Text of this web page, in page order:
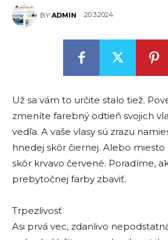
BY ADMIN 20.3.2024
Už sa vám to určite stalo tiež.
zmeníte farebný odtieň svojich
vedľa. A vaše vlasy sú zrazu
hnedej skôr čiernej. Alebo
skôr krvavo červené. Poradíme,
prebytočnej farby zbaviť.
Trpezlivosť
Asi prvá vec, zdanlivo